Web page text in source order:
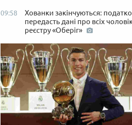
09:58
Хованки закінчуються:
передасть дані про всіх
реєстру «Оберіг»